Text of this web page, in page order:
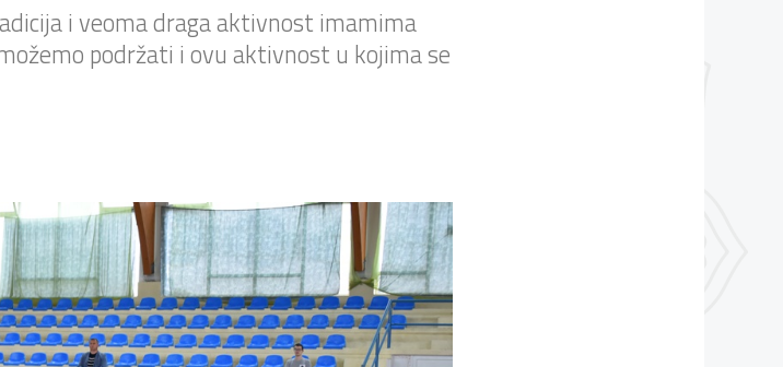
i veoma draga aktivnost imamima
podržati i ovu aktivnost u kojima se